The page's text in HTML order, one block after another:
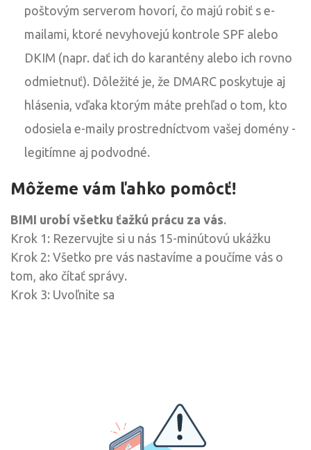
poštovým serverom hovorí, čo majú robiť s e-
mailami, ktoré nevyhovejú kontrole SPF alebo
DKIM (napr. dať ich do karantény alebo ich rovno
odmietnuť). Dôležité je, že DMARC poskytuje aj
hlásenia, vďaka ktorým máte prehľad o tom, kto
odosiela e-maily prostredníctvom vašej domény -
legitímne aj podvodné.
Môžeme vám ľahko pomôcť!
BIMI urobí všetku ťažkú prácu za vás.
Krok 1: Rezervujte si u nás 15-minútovú ukážku
Krok 2: Všetko pre vás nastavíme a poučíme vás o
tom, ako čítať správy.
Krok 3: Uvoľnite sa